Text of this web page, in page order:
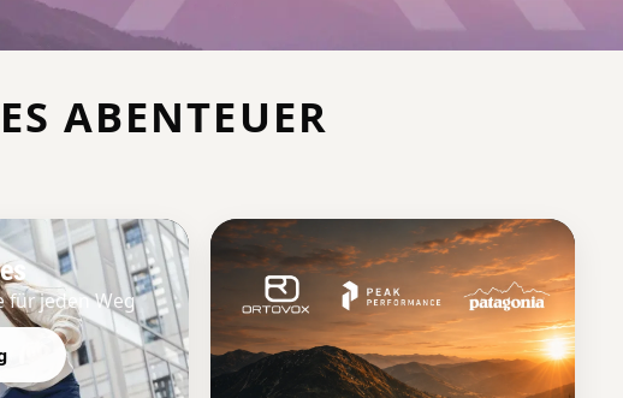
ABENTEUER
für jeden Weg